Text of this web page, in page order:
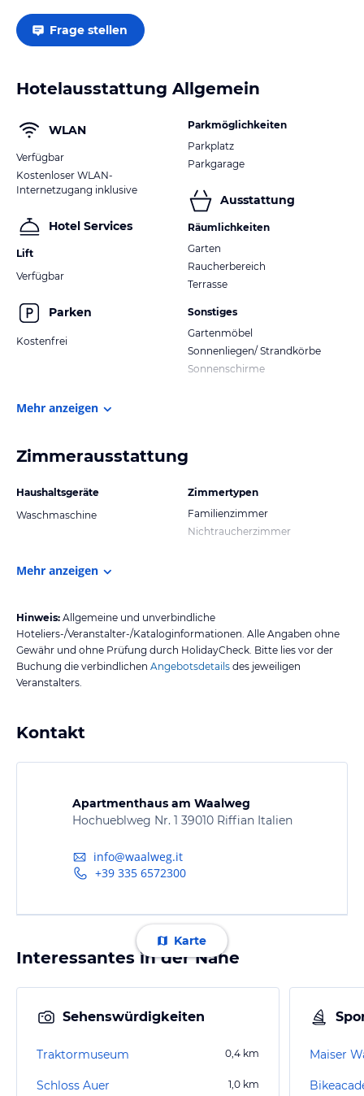
Frage stellen
Hotelausstattung Allgemein
WLAN
Verfügbar
Kostenloser WLAN-
Internetzugang inklusive
Hotel Services
Lift
Verfügbar
Parken
Kostenfrei
Parkmöglichkeiten
Parkplatz
Parkgarage
Ausstattung
Räumlichkeiten
Garten
Raucherbereich
Terrasse
Sonstiges
Gartenmöbel
Sonnenliegen/ Strandkörbe
Sonnenschirme
Mehr anzeigen
Zimmerausstattung
Haushaltsgeräte
Waschmaschine
Zimmertypen
Familienzimmer
Nichtraucherzimmer
Mehr anzeigen
Hinweis: Allgemeine und unverbindliche
Hoteliers-/Veranstalter-/Kataloginformationen. Alle Angaben ohne
Gewähr und ohne Prüfung durch HolidayCheck. Bitte lies vor der
Buchung die verbindlichen Angebotsdetails des jeweiligen
Veranstalters.
Kontakt
Apartmenthaus am Waalweg
Hochueblweg Nr. 1 39010 Riffian Italien
info@waalweg.it
+39 335 6572300
Karte
Interessantes in der Nähe
Sehenswürdigkeiten
Traktormuseum 0,4 km
Schloss Auer 1,0 km
Maiser